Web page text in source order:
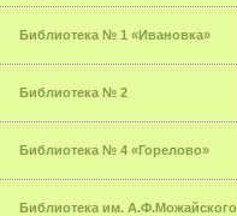
Библиотека № 1 «Ивановка»
Библиотека № 2
Библиотека № 4 «Горелово»
Библиотека им. А.Ф.Можайского